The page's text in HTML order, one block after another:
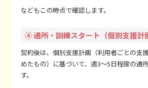
などもこの時点で確認します。
④ 通所・訓練スタート（個別支援計
契約後は、個別支援計画（利用者ごとの支
めたもの）に基づいて、週3〜5日程度の通
す。